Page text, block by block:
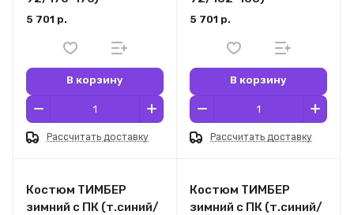
5 701 р.
В корзину
Рассчитать доставку
5 701 р.
В корзину
Рассчитать доставку
Костюм ТИМБЕР
зимний с ПК (т.синий/
Костюм ТИМБЕР
зимний с ПК (т.синий/